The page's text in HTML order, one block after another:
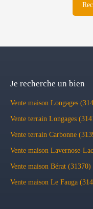
Je recherche un bien
Vente maison Longages
Vente terrain Longages
Vente terrain Carbonne
Vente maison Lavernose-
Vente maison Bérat (31370)
Vente maison Le Fauga